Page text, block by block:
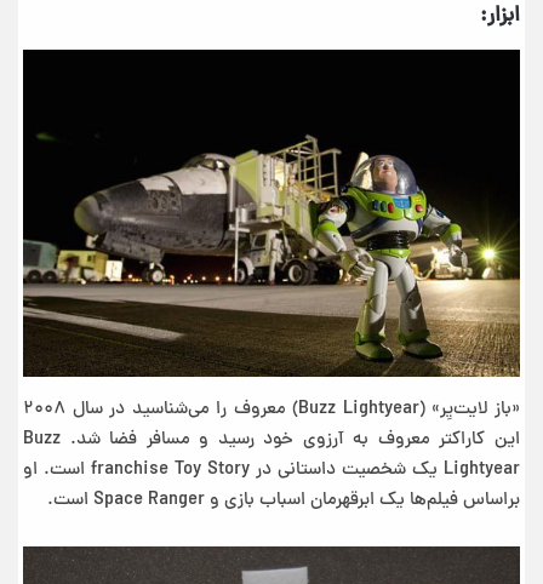
ابزار:
«باز لایت‌یِر» (Buzz Lightyear) معروف را می‌شناسید در سال ۲۰۰۸
این کاراکتر معروف به آرزوی خود رسید و مسافر فضا شد. Buzz
Lightyear یک شخصیت داستانی در franchise Toy Story است. او
براساس فیلم‌ها یک ابرقهرمان اسباب بازی و Space Ranger است.